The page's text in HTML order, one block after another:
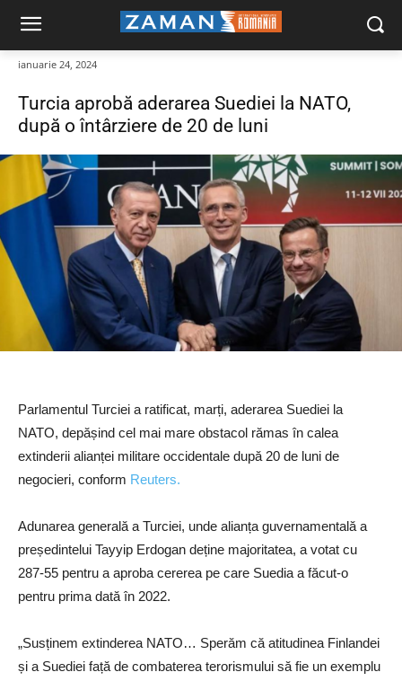
ianuarie 24, 2024
Turcia aprobă aderarea Suediei la NATO,
după o întârziere de 20 de luni
Parlamentul Turciei a ratificat, marți, aderarea Suediei la
NATO, depășind cel mai mare obstacol rămas în calea
extinderii alianței militare occidentale după 20 de luni de
negocieri, conform Reuters.
Adunarea generală a Turciei, unde alianța guvernamentală a
președintelui Tayyip Erdogan deține majoritatea, a votat cu
287-55 pentru a aproba cererea pe care Suedia a făcut-o
pentru prima dată în 2022.
„Susținem extinderea NATO… Sperăm că atitudinea Finlandei
și a Suediei față de combaterea terorismului să fie un exemplu